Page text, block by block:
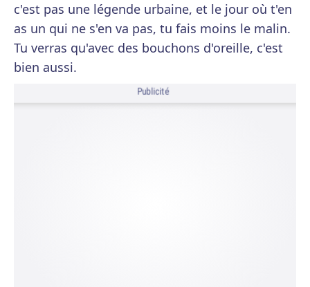
c'est pas une légende urbaine, et le jour où t'en
as un qui ne s'en va pas, tu fais moins le malin.
Tu verras qu'avec des bouchons d'oreille, c'est
bien aussi.
Publicité